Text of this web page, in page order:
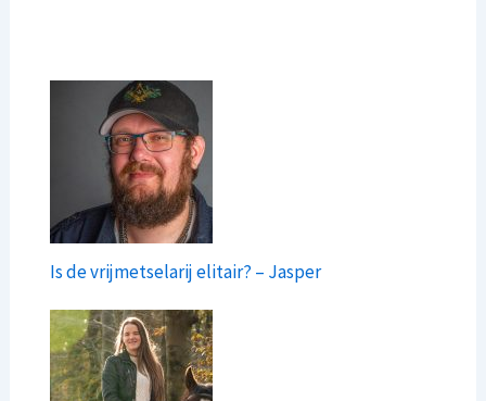
Is de vrijmetselarij elitair? – Jasper